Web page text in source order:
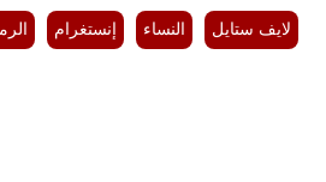
لايف ستايل النساء إنستغرام